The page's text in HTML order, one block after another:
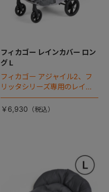
フィカゴー レインカバー ロン
グ L
フィカゴー アジャイル2、フ
リッタシリーズ専用のレイン
カバー。雨の日のお出かけも
安心。
￥6,930